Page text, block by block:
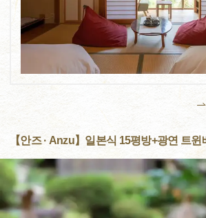
【안즈 · Anzu】일본식 15평방+광연 트윈